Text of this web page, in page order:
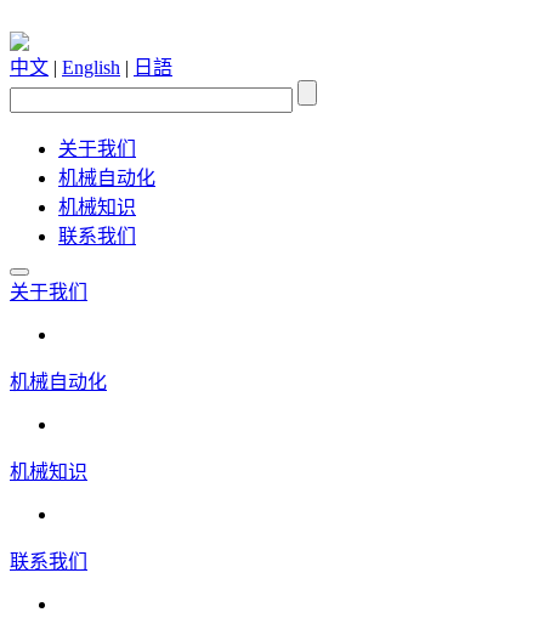
中文 | English | 日語
关于我们
机械自动化
机械知识
联系我们
关于我们
机械自动化
机械知识
联系我们